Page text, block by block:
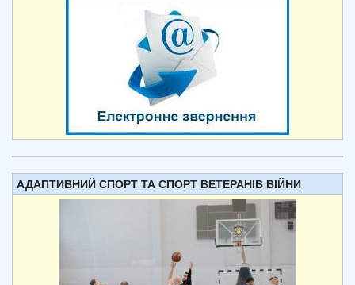
АДАПТИВНИЙ СПОРТ ТА СПОРТ ВЕТЕРАНІВ ВІЙНИ